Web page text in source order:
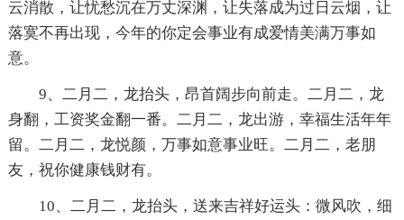
云消散，让忧愁沉在万丈深渊，让失落成为过日云烟，让
落寞不再出现，今年的你定会事业有成爱情美满万事如
意。
9、二月二，龙抬头，昂首阔步向前走。二月二，龙
身翻，工资奖金翻一番。二月二，龙出游，幸福生活年年
留。二月二，龙悦颜，万事如意事业旺。二月二，老朋
友，祝你健康钱财有。
10、二月二，龙抬头，送来吉祥好运头：微风吹，细